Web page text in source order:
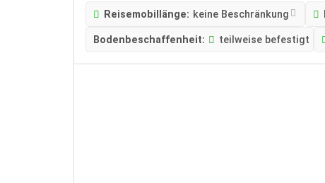
Reisemobillänge: keine Beschränkung
Bodenbeschaffenheit: teilweise befestigt